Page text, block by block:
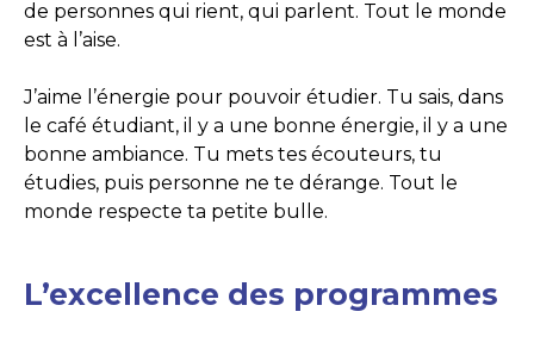
de personnes qui rient, qui parlent. Tout le monde
est à l’aise.
J’aime l’énergie pour pouvoir étudier. Tu sais, dans
le café étudiant, il y a une bonne énergie, il y a une
bonne ambiance. Tu mets tes écouteurs, tu
étudies, puis personne ne te dérange. Tout le
monde respecte ta petite bulle.
L’excellence des programmes